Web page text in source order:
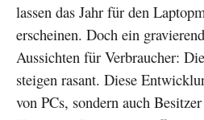
lassen das Jahr für den
erscheinen. Doch ein
Aussichten für Verbraucher:
steigen rasant. Diese
von PCs, sondern auch